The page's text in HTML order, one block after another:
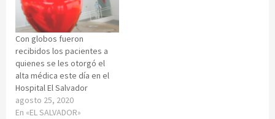
Con globos fueron
recibidos los pacientes a
quienes se les otorgó el
alta médica este día en el
Hospital El Salvador
agosto 25, 2020
En «EL SALVADOR»